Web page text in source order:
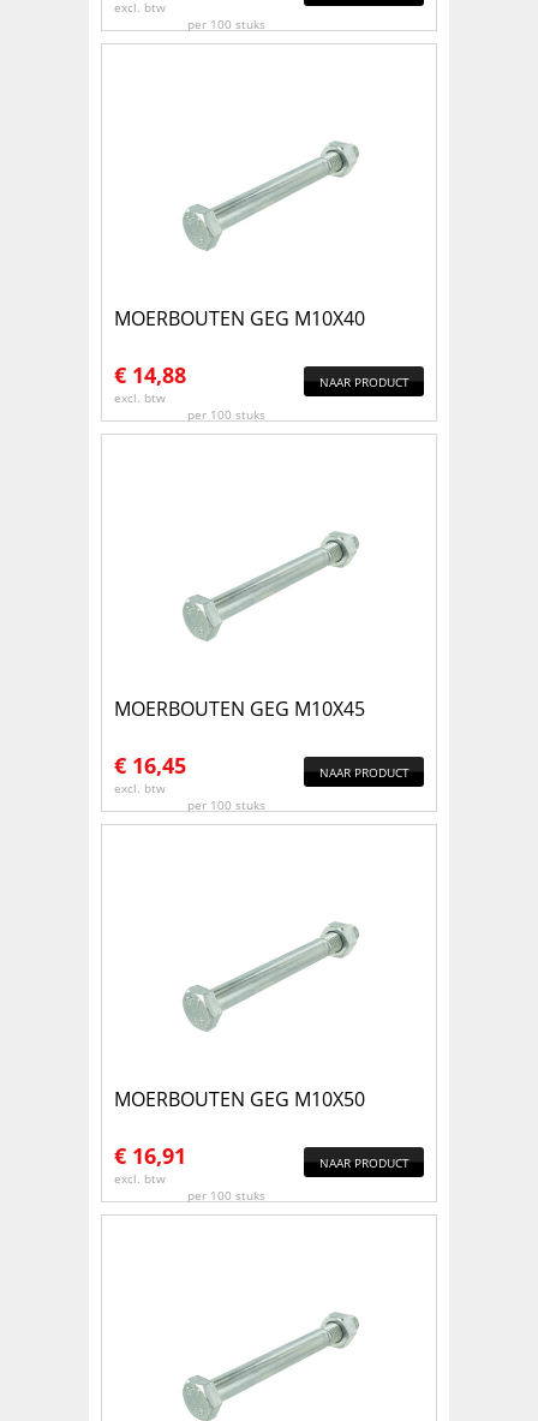
excl. btw
per 100 stuks
MOERBOUTEN GEG M10X40
€ 14,88
excl. btw
per 100 stuks
NAAR PRODUCT
MOERBOUTEN GEG M10X45
€ 16,45
excl. btw
per 100 stuks
NAAR PRODUCT
MOERBOUTEN GEG M10X50
€ 16,91
excl. btw
per 100 stuks
NAAR PRODUCT